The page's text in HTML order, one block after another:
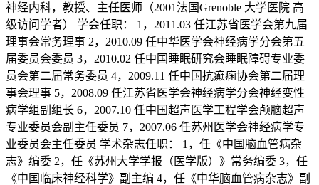
神经内科，教授、主任医师（2001法国Grenoble 大学医院 高
级访问学者） 学会任职： 1，2011.03 任江苏省医学会第九届
理事会常务理事 2，2010.09 任中华医学会神经病学分会第五
届委员会委员 3，2010.02 任中国睡眠研究会睡眠障碍专业委
员会第二届常务委员 4，2009.11 任中国抗癫痫协会第二届理
事会理事 5，2008.09 任江苏省医学会神经病学分会神经变性
病学组副组长 6，2007.10 任中国超声医学工程学会颅脑超声
专业委员会副主任委员 7，2007.06 任苏州医学会神经病学专
业委员会主任委员 学术杂志任职： 1，任《中国脑血管病杂
志》编委 2，任《苏州大学学报（医学版）》常务编委 3，任
《中国临床神经科学》副主编 4，任《中华脑血管病杂志》副